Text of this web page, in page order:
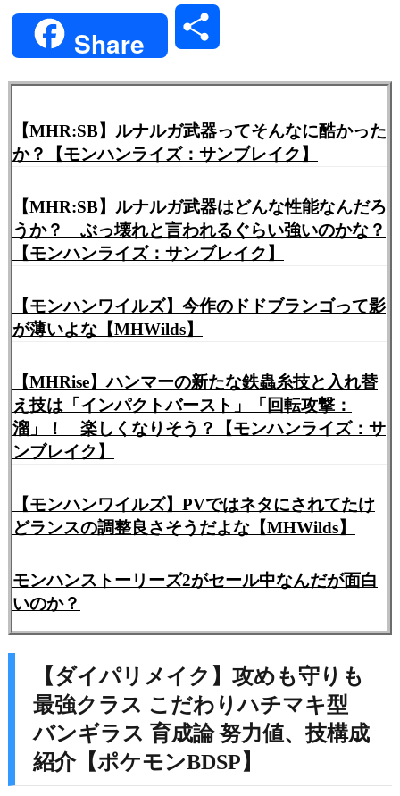
Share
【MHR:SB】ルナルガ武器ってそんなに酷かった
か？【モンハンライズ：サンブレイク】
【MHR:SB】ルナルガ武器はどんな性能なんだろ
うか？ ぶっ壊れと言われるぐらい強いのかな？
【モンハンライズ：サンブレイク】
【モンハンワイルズ】今作のドドブランゴって影
が薄いよな【MHWilds】
【MHRise】ハンマーの新たな鉄蟲糸技と入れ替
え技は「インパクトバースト」「回転攻撃：
溜」！ 楽しくなりそう？【モンハンライズ：サ
ンブレイク】
【モンハンワイルズ】PVではネタにされてたけ
どランスの調整良さそうだよな【MHWilds】
モンハンストーリーズ2がセール中なんだが面白
いのか？
【ダイパリメイク】攻めも守りも
最強クラス こだわりハチマキ型
バンギラス 育成論 努力値、技構成
紹介【ポケモンBDSP】